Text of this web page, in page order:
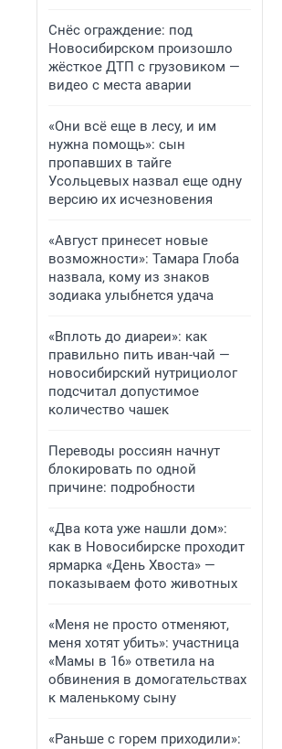
Снёс ограждение: под
Новосибирском произошло
жёсткое ДТП с грузовиком —
видео с места аварии
«Они всё еще в лесу, и им
нужна помощь»: сын
пропавших в тайге
Усольцевых назвал еще одну
версию их исчезновения
«Август принесет новые
возможности»: Тамара Глоба
назвала, кому из знаков
зодиака улыбнется удача
«Вплоть до диареи»: как
правильно пить иван-чай —
новосибирский нутрициолог
подсчитал допустимое
количество чашек
Переводы россиян начнут
блокировать по одной
причине: подробности
«Два кота уже нашли дом»:
как в Новосибирске проходит
ярмарка «День Хвоста» —
показываем фото животных
«Меня не просто отменяют,
меня хотят убить»: участница
«Мамы в 16» ответила на
обвинения в домогательствах
к маленькому сыну
«Раньше с горем приходили»: